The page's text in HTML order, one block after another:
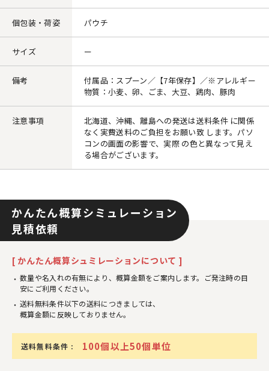
個包装・荷姿 パウチ
サイズ ー
備考
付属品：スプーン／【7年保存】／※アレルギー
物質：小麦、卵、ごま、大豆、鶏肉、豚肉
注意事項
北海道、沖縄、離島への発送は送料条件 に関係
なく実費送料のご負担をお願い致 します。パソ
コンの画面の影響で、実際 の色と異なって見え
る場合がございます。
かんたん概算シミュレーション
見積依頼
[ かんたん概算シュミレーションについて ]
数量や名入れの有無により、概算金額をご案内します。ご発注時の目
安にご利用ください。
送料無料条件以下の送料につきましては、
概算金額に反映しておりません。
送料無料条件 : 100個以上50個単位